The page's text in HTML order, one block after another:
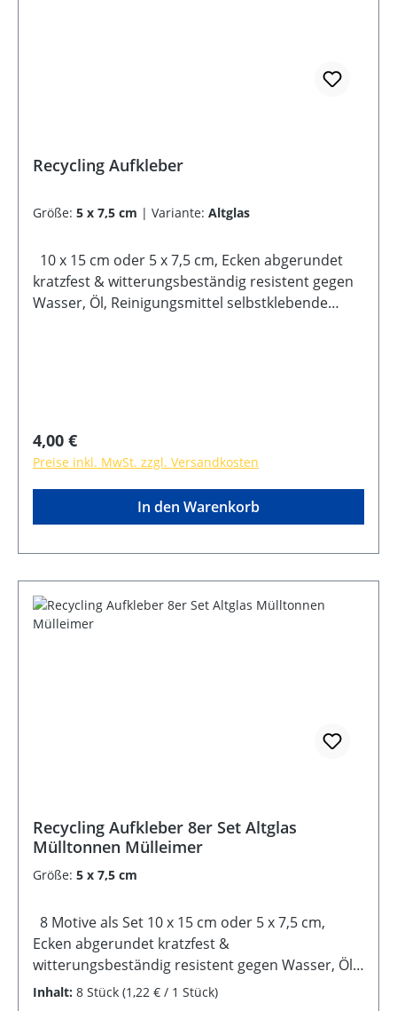
Recycling Aufkleber
Größe: 5 x 7,5 cm | Variante: Altglas
kratzfest & witterungsbeständig resistent gegen
Wasser, Öl, Reinigungsmittel selbstklebende
Regulärer Preis:
4,00 €
Preise inkl. MwSt. zzgl. Versandkosten
In den Warenkorb
Recycling Aufkleber 8er Set Altglas
Mülltonnen Mülleimer
Größe: 5 x 7,5 cm
Ecken abgerundet kratzfest &
witterungsbeständig resistent gegen Wasser, Öl,
Reinigungsmittel selbstklebende Rückseite
Inhalt: 8 Stück (1,22 € / 1 Stück)